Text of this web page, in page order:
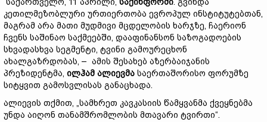
კეთილმეზობლური ურთიერთობა ევროპულ ინსტიტუტებთან,
მაგრამ არა მათი მუდმივი მცდელობის ხარჯზე, ჩაერიონ
ჩვენს საშინაო საქმეებში, დააფინანსონ საზოგადოების
სხვადასხვა სეგმენტი, ტვინი გამოურეცხონ
ახალგაზრდობას, – ამის შესახებ აზერბაიჯანის
პრეზიდენტმა, ილჰამ ალიევმა საერთაშორისო ფორუმზე
სიტყვით გამოსვლისას განაცხადა.
ალიევის თქმით, „სამხრეთ კავკასიის წამყვანმა ქვეყნებმა
უნდა აიღონ თანამშრომლობის მთავარი ტვირთი“.